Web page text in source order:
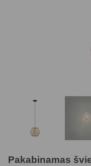
Pakabinamas